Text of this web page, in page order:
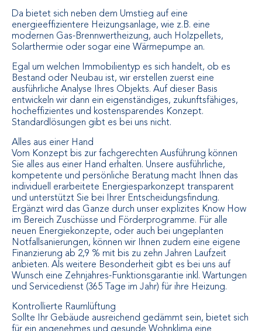
Da bietet sich neben dem Umstieg auf eine
energieeffizientere Heizungsanlage, wie z.B. eine
modernen Gas-Brennwertheizung, auch Holzpellets,
Solarthermie oder sogar eine Wärmepumpe an.
Egal um welchen Immobilientyp es sich handelt, ob es
Bestand oder Neubau ist, wir erstellen zuerst eine
ausführliche Analyse Ihres Objekts. Auf dieser Basis
entwickeln wir dann ein eigenständiges, zukunftsfähiges,
hocheffizientes und kostensparendes Konzept.
Standardlösungen gibt es bei uns nicht.
Alles aus einer Hand
Vom Konzept bis zur fachgerechten Ausführung können
Sie alles aus einer Hand erhalten. Unsere ausführliche,
kompetente und persönliche Beratung macht Ihnen das
individuell erarbeitete Energiesparkonzept transparent
und unterstützt Sie bei Ihrer Entscheidungsfindung.
Ergänzt wird das Ganze durch unser explizites Know How
im Bereich Zuschüsse und Förderprogramme. Für alle
neuen Energiekonzepte, oder auch bei ungeplanten
Notfallsanierungen, können wir Ihnen zudem eine eigene
Finanzierung ab 2,9 % mit bis zu zehn Jahren Laufzeit
anbieten. Als weitere Besonderheit gibt es bei uns auf
Wunsch eine Zehnjahres-Funktionsgarantie inkl. Wartungen
und Servicedienst (365 Tage im Jahr) für ihre Heizung.
Kontrollierte Raumlüftung
Sollte Ihr Gebäude ausreichend gedämmt sein, bietet sich